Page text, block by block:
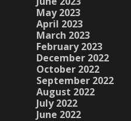
May 2023
April 2023
March 2023
February 2023
December 2022
October 2022
September 2022
August 2022
July 2022
June 2022